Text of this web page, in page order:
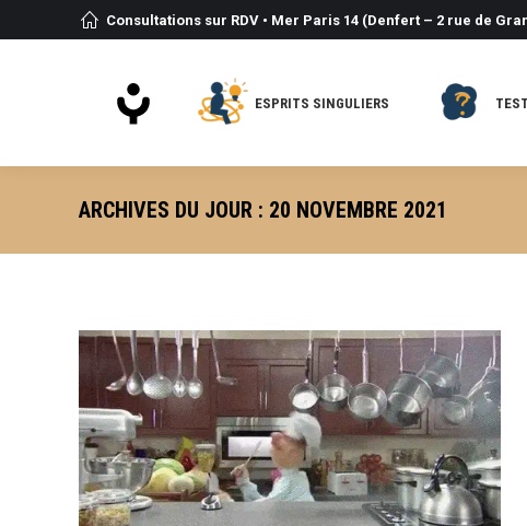
Consultations sur RDV • Mer Paris 14 (Denfert – 2 rue de
ESPRITS SINGULIERS
ARCHIVES DU JOUR : 20 NOVEMBRE 2021